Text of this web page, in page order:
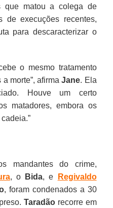
que matou a colega de
de execuções recentes,
para descaracterizar o
o mesmo tratamento
morte”, afirmaJane. Ela
Houve um certo
matadores, embora os
mandantes do crime,
, o Bida, e
Regivaldo
, foram condenados a 30
Taradãorecorre em